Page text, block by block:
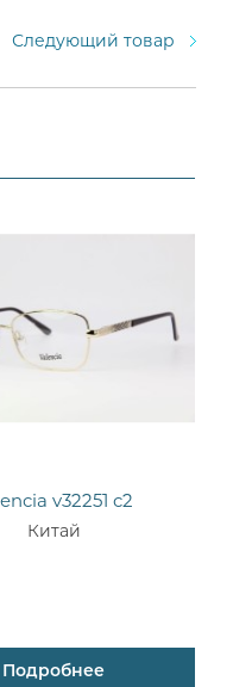
Следующий товар
v32251 c2
Китай
Подробнее